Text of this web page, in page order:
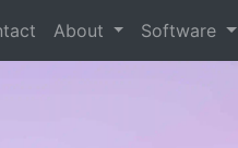
About Software